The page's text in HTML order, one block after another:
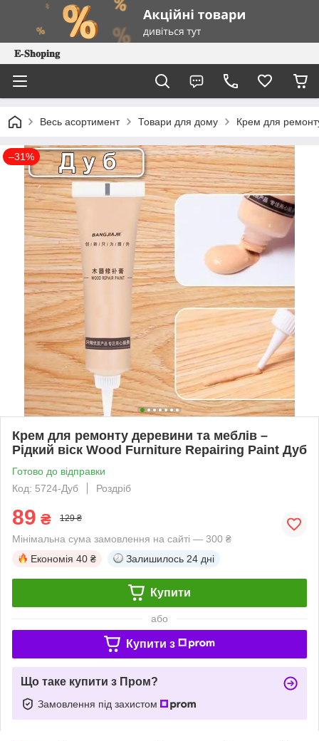
𝐄-𝐒𝐡𝐨𝐩𝐢𝐧𝐠
Весь асортимент Товари для дому Крем для
–31%
Крем для ремонту деревини та меблів –
Рідкий віск Wood Furniture Repairing Paint Дуб
Готово до відправки
Код: 5724-Дуб
Роздріб
89 ₴ 129 ₴
Мінімальна сума замовлення на сайті — 300 ₴
Економія 40 ₴ Залишилось 24 дні
Купити
або
Купити з
Що таке купити з Пром?
Замовлення під захистом